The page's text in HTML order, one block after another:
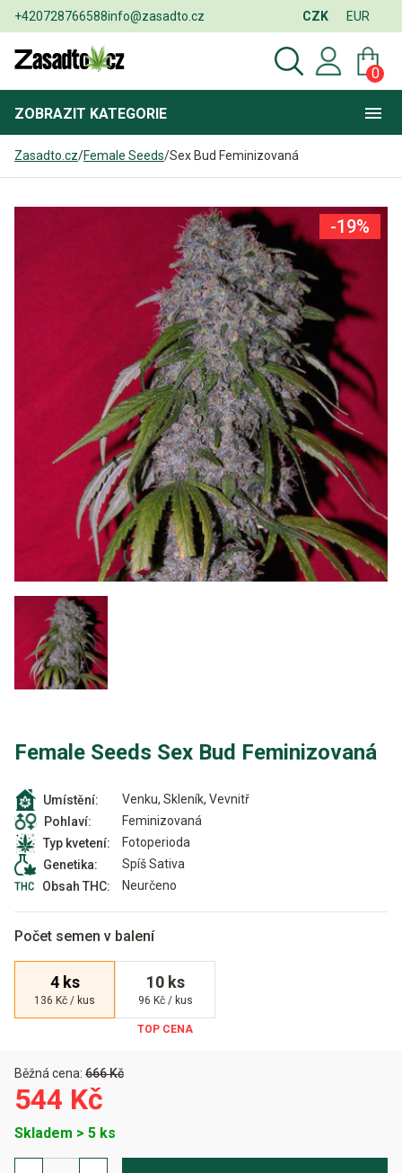
+420728766588info@zasadto.cz CZK EUR
0
ZOBRAZIT KATEGORIE
Zasadto.cz/Female Seeds/Sex Bud Feminizovaná
Female Seeds Sex Bud Feminizovaná
Umístění:
Venku, Skleník, Vevnitř
Pohlaví:
Feminizovaná
Typ kvetení:
Fotoperioda
Genetika:
Spíš Sativa
Obsah THC:
Neurčeno
Počet semen v balení
4 ks
136 Kč / kus
10 ks
96 Kč / kus
Běžná cena: 666 Kč
-19%
544 Kč
Skladem > 5 ks
Sex